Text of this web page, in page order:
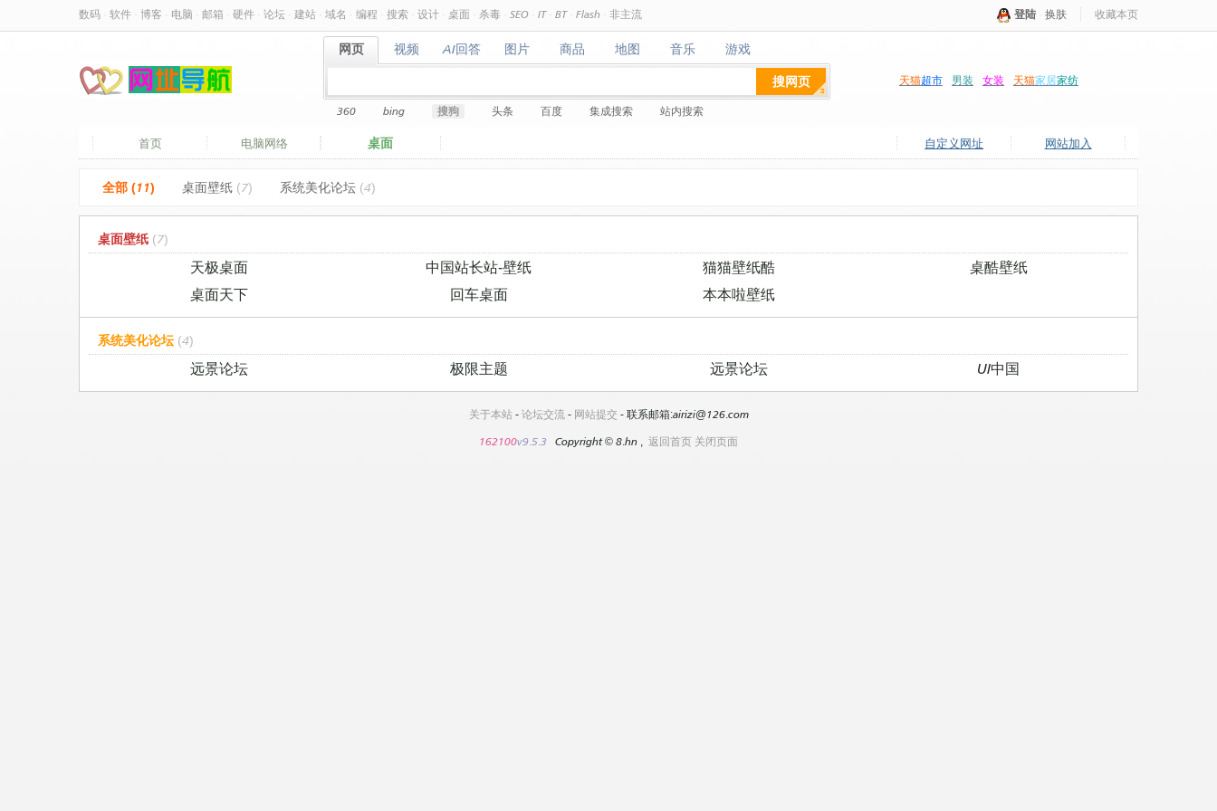
数码 软件 博客 电脑 邮箱 硬件 论坛 建站 域名 编程 搜索 设计 桌面 杀毒 SEO IT· BT· Flash 非主流 登陆 换肤 收藏本页
网页
网页 视频
视频 AI回答
AI回答 图片
图片 商品
商品 地图
地图 音乐
音乐 游戏
游戏
搜网页
360 bing 搜狗 头条 百度 集成搜索 站内搜索
天猫超市 男装 女装 天猫家居家纺
网站加入
自定义网址
首页 电脑网络 桌面
全部 (11) 桌面壁纸 (7) 系统美化论坛 (4)
桌面壁纸 (7)
天极桌面 中国站长站-壁纸 猫猫壁纸酷
桌酷壁纸
桌面天下
回车桌面 本本啦壁纸
系统美化论坛 (4)
远景论坛 极限主题 远景论坛 UI中国
关于本站- 论坛交流- 网站提交 - 联系邮箱:airizi@126.com
162100v9.5.3 Copyright© 8.hn , 返回首页 关闭页面